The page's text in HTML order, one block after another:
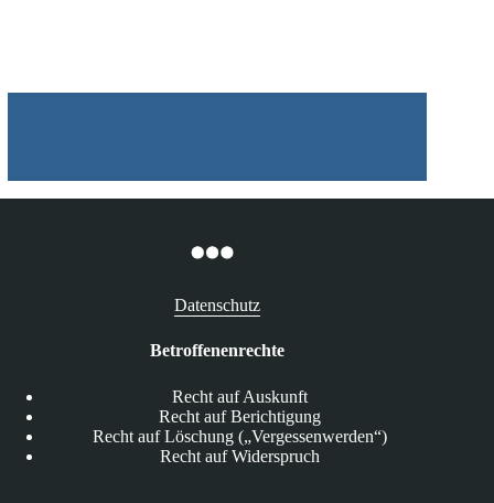
Datenschutz
Betroffenenrechte
Recht auf Auskunft
Recht auf Berichtigung
Recht auf Löschung („Vergessenwerden“)
Recht auf Widerspruch